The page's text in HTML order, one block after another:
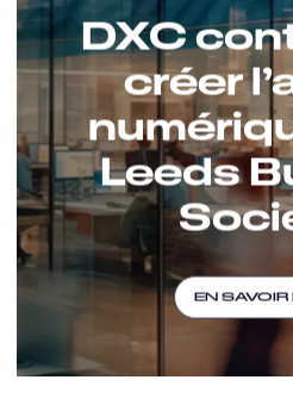
DXC
créer
Leeds
EN SAVOIR